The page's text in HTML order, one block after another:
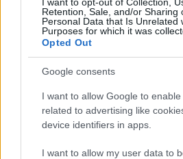
Retention, Sale, and/or Sharing
Personal Data that Is Unrelated
Purposes for which it was
Opted Out
Google consents
I want to allow Google to
related to advertising like
device identifiers in apps.
I want to allow my user data to